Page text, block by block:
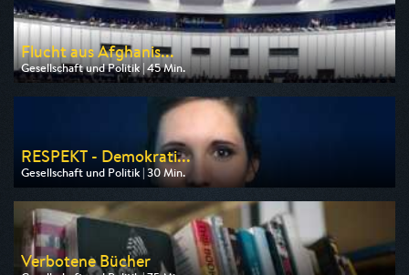
Flucht aus Afghanis...
Gesellschaft und Politik | 45 Min.
Ausgestrahlt von Phoenix
am 07.08.2026, 13:15
RESPEKT - Demokrati...
Gesellschaft und Politik | 30 Min.
Ausgestrahlt von ARD alpha
am 06.08.2026, 18:15
Verbotene Bücher